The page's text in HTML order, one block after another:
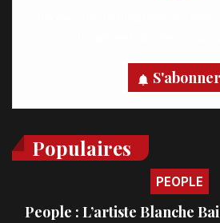
S'abonner
Populaires
PEOPLE
People : L’artiste Blanche